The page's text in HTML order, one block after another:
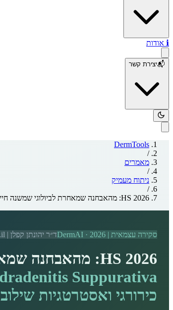
ℹ️ אודות
📬יצירת קשר
DermTools
/
מאמרים
/
ניתוח מעמיק
/
HS 2026: מהאבחנה שמאחרת לביולוגי שמשנה חיים
סקירה עצמאית | DermAI · 2026 ד״ר יהונתן קפלן | KaplanClinic.co.il
HS 2026: מהאבחנה שמאחרת לביולוגי שמשנה חיים
כירורגי ואסטרטגיות שילוב